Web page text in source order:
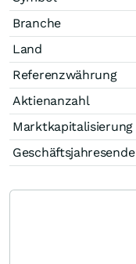
Branche
Land
Referenzwährung
Aktienanzahl
Marktkapitalisierung
Geschäftsjahresende